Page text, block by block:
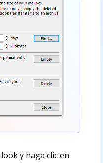
y haga clic en